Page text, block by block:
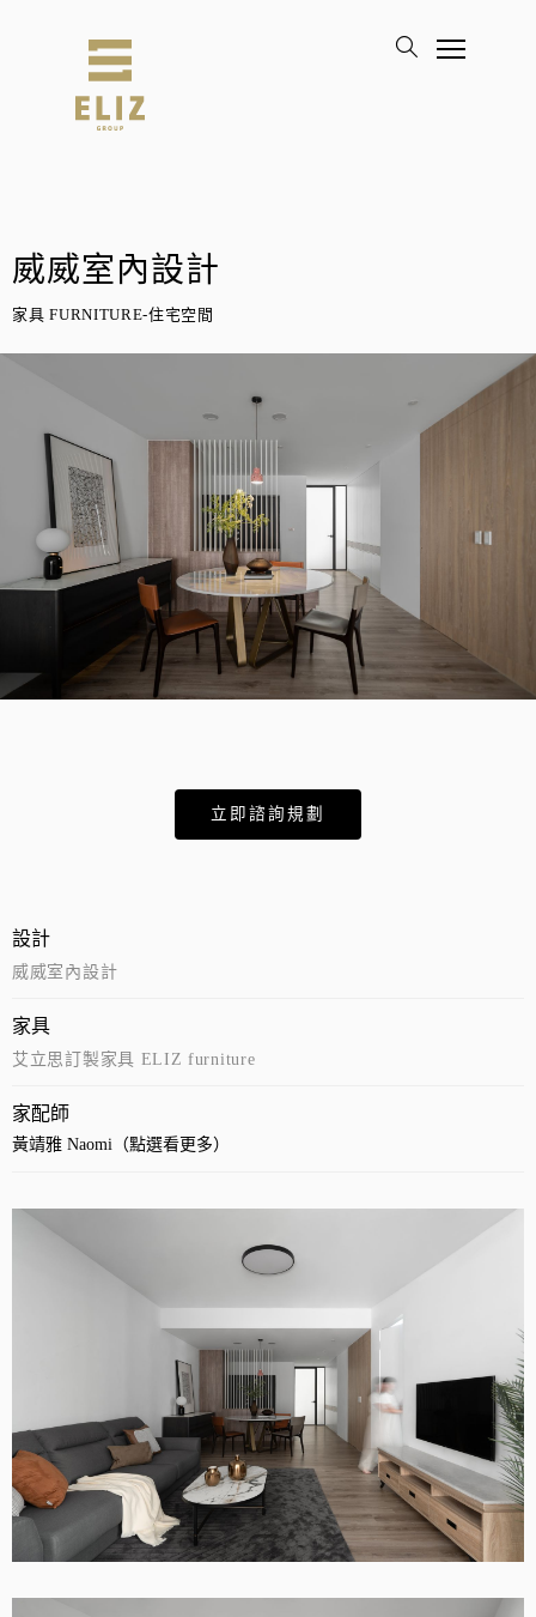
威威室內設計
家具 FURNITURE-住宅空間
立即諮詢規劃
設計
威威室內設計
家具
艾立思訂製家具 ELIZ furniture
家配師
黃靖雅 Naomi（點選看更多）